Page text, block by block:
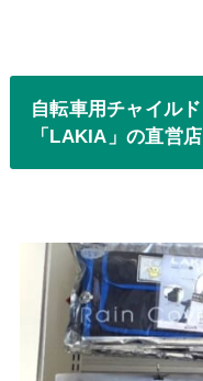
自転車用チャイル
「LAKIA」の直営